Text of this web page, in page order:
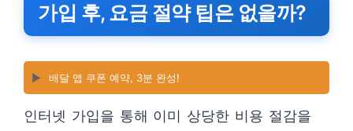
가입 후, 요금 절약 팁은 없을까?
▶️ 배달 앱 쿠폰 예약, 3분 완성!
인터넷 가입을 통해 이미 상당한 비용 절감을